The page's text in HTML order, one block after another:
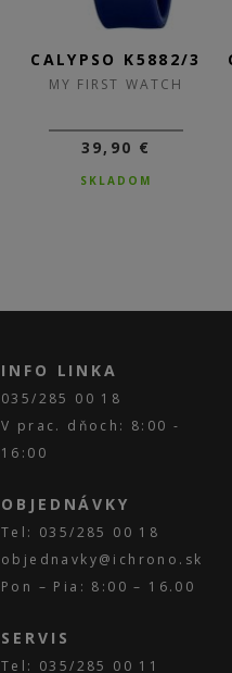
CALYPSO K5882/3
MY FIRST WATCH
39,90 €
SKLADOM
INFO LINKA
035/285 00 18
V prac. dňoch: 8:00 -
16:00
OBJEDNÁVKY
Tel: 035/285 00 18
objednavky@ichrono.sk
Pon – Pia: 8:00 – 16.00
SERVIS
Tel: 035/285 00 11